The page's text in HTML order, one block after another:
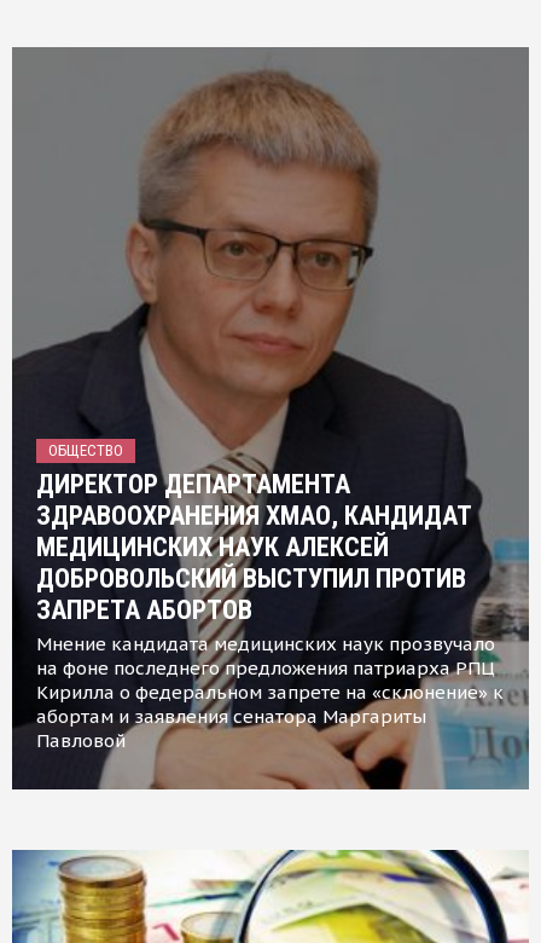
ОБЩЕСТВО
ДИРЕКТОР ДЕПАРТАМЕНТА
ЗДРАВООХРАНЕНИЯ ХМАО, КАНДИДАТ
МЕДИЦИНСКИХ НАУК АЛЕКСЕЙ
ДОБРОВОЛЬСКИЙ ВЫСТУПИЛ ПРОТИВ
ЗАПРЕТА АБОРТОВ
Мнение кандидата медицинских наук прозвучало
на фоне последнего предложения патриарха РПЦ
Кирилла о федеральном запрете на «склонение» к
абортам и заявления сенатора Маргариты
Павловой